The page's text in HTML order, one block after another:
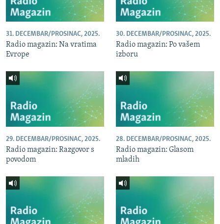
31. DECEMBAR/PROSINAC, 2025.
Radio magazin: Na vratima
Evrope
30. DECEMBAR/PROSINAC, 2025.
Radio magazin: Po vašem
izboru
29. DECEMBAR/PROSINAC, 2025.
Radio magazin: Razgovor s
povodom
28. DECEMBAR/PROSINAC, 2025.
Radio magazin: Glasom
mladih